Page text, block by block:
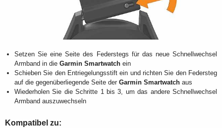
Setzen Sie eine Seite des Federstegs für das neue Schnellwechsel
Armband in die Garmin Smartwatch ein
Schieben Sie den Entriegelungsstift ein und richten Sie den Federsteg
auf die gegenüberliegende Seite der Garmin Smartwatch aus
Wiederholen Sie die Schritte 1 bis 3, um das andere Schnellwechsel
Armband auszuwechseln
Kompatibel zu: